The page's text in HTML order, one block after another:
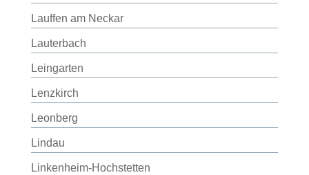
Lauffen am Neckar
Lauterbach
Leingarten
Lenzkirch
Leonberg
Lindau
Linkenheim-Hochstetten